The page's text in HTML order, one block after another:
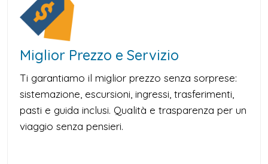
Miglior Prezzo e Servizio
Ti garantiamo il miglior prezzo senza sorprese:
sistemazione, escursioni, ingressi, trasferimenti,
pasti e guida inclusi. Qualità e trasparenza per un
viaggio senza pensieri.